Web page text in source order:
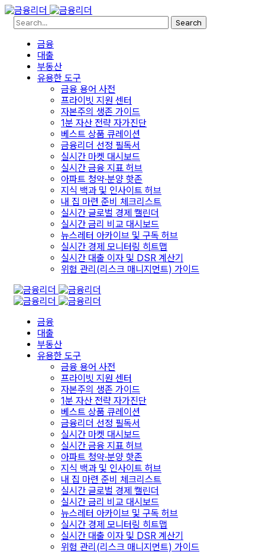
Search
금융
대출
부동산
유용한 도구
금융 용어 사전
프라이빗 지원 센터
자본주의 생존 가이드
1분 자산 전략 자가진단
베스트 상품 큐레이션
금융리더 선정 필독서
실시간 마켓 대시보드
실시간 금융 지표 허브
아파트 청약·분양 핫존
지식 백과 및 인사이트 허브
내 집 마련 준비 체크리스트
실시간 글로벌 경제 캘린더
실시간 금리 비교 대시보드
뉴스레터 아카이브 및 구독 허브
실시간 경제 모니터링 히트맵
실시간 대출 이자 및 DSR 계산기
위험 관리(리스크 매니지먼트) 가이드
금융
대출
부동산
유용한 도구
금융 용어 사전
프라이빗 지원 센터
자본주의 생존 가이드
1분 자산 전략 자가진단
베스트 상품 큐레이션
금융리더 선정 필독서
실시간 마켓 대시보드
실시간 금융 지표 허브
아파트 청약·분양 핫존
지식 백과 및 인사이트 허브
내 집 마련 준비 체크리스트
실시간 글로벌 경제 캘린더
실시간 금리 비교 대시보드
뉴스레터 아카이브 및 구독 허브
실시간 경제 모니터링 히트맵
실시간 대출 이자 및 DSR 계산기
위험 관리(리스크 매니지먼트) 가이드